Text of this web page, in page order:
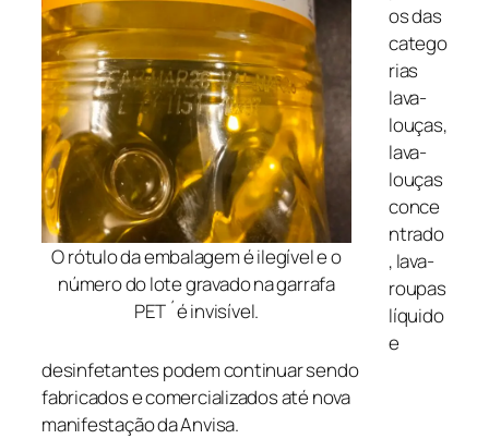
O rótulo da embalagem é ilegível e o
número do lote gravado na garrafa
PET ´é invisível.
os das
catego
rias
lava-
louças,
lava-
louças
conce
ntrado
, lava-
roupas
líquido
e
desinfetantes podem continuar sendo
fabricados e comercializados até nova
manifestação da Anvisa.